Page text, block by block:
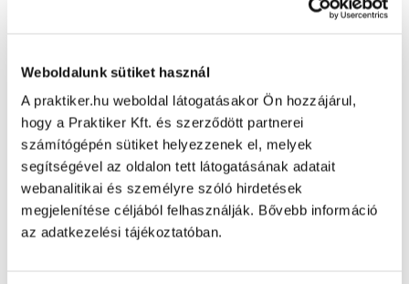
Weboldalunk sütiket használ
A praktiker.hu weboldal látogatásakor Ön hozzájárul,
hogy a Praktiker Kft. és szerződött partnerei
számítógépén sütiket helyezzenek el, melyek
segítségével az oldalon tett látogatásának adatait
webanalitikai és személyre szóló hirdetések
megjelenítése céljából felhasználják. Bővebb információ
az adatkezelési tájékoztatóban.
Oldal újratöltése